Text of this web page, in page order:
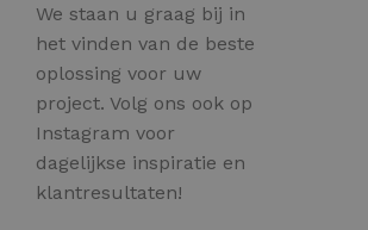
We staan u graag bij in
het vinden van de beste
oplossing voor uw
project. Volg ons ook op
Instagram voor
dagelijkse inspiratie en
klantresultaten!